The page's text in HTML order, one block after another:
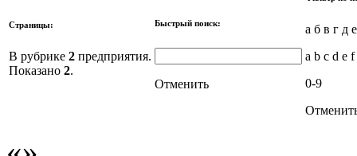
Страницы:
В рубрике 2 предприятия.
Показано 2.
Быстрый поиск:
Отменить
а б в г д
a b c d e
0-9